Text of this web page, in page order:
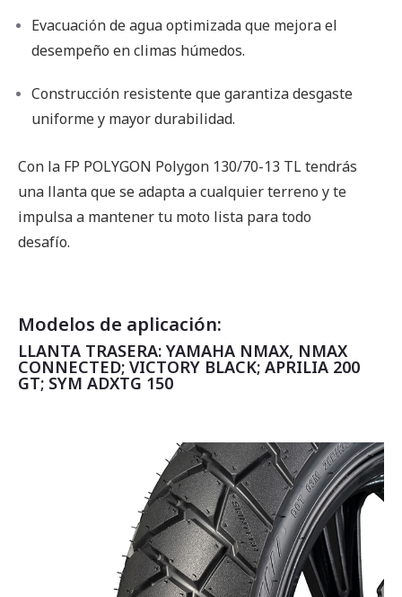
Evacuación de agua optimizada que mejora el
desempeño en climas húmedos.
Construcción resistente que garantiza desgaste
uniforme y mayor durabilidad.
Con la FP POLYGON Polygon 130/70-13 TL tendrás
una llanta que se adapta a cualquier terreno y te
impulsa a mantener tu moto lista para todo
desafío.
Modelos de aplicación:
LLANTA TRASERA: YAMAHA NMAX, NMAX
CONNECTED; VICTORY BLACK; APRILIA 200
GT; SYM ADXTG 150